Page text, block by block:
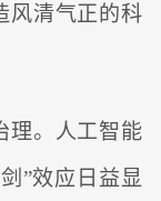
风清气正的科
。人工智能
”效应日益显